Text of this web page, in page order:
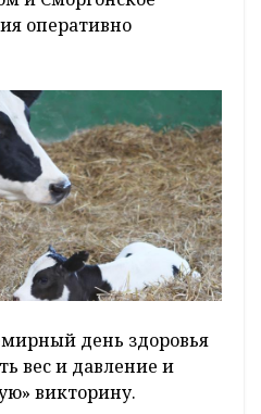
оперативно
день здоровья
вес и давление и
викторину.